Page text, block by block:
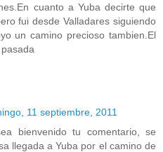
cuanto a Yuba decirte que
fui desde Valladares siguiendo
un camino precioso tambien.El
11 septiembre, 2011
bienvenido tu comentario, se
llegada a Yuba por el camino de